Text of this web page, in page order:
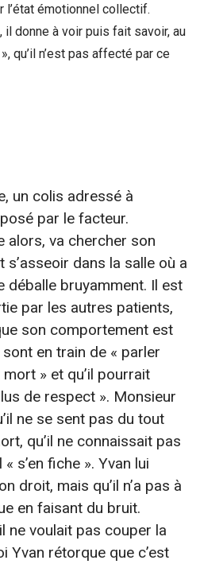
l’état émotionnel collectif.
il donne à voir puis fait savoir, au
qu’il n’est pas affecté par ce
un colis adressé à
par le facteur.
alors, va chercher son
s’asseoir dans la salle où a
déballe bruyamment. Il est
par les autres patients,
son comportement est
sont en train de « parler
» et qu’il pourrait
de respect ». Monsieur
ne se sent pas du tout
qu’il ne connaissait pas
s’en fiche ». Yvan lui
droit, mais qu’il n’a pas à
en faisant du bruit.
ne voulait pas couper la
Yvan rétorque que c’est